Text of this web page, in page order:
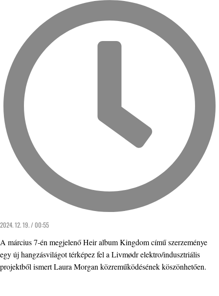
2024. 12. 19. / 00:55
A március 7-én megjelenő Heir album Kingdom című szerzeménye
egy új hangzásvilágot térképez fel a Livmødr elektro/indusztriális
projektből ismert Laura Morgan közreműködésének köszönhetően.